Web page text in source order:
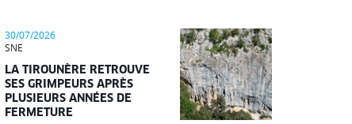
30/07/2026
SNE
LA TIROUNÈRE RETROUVE
SES GRIMPEURS APRÈS
PLUSIEURS ANNÉES DE
FERMETURE